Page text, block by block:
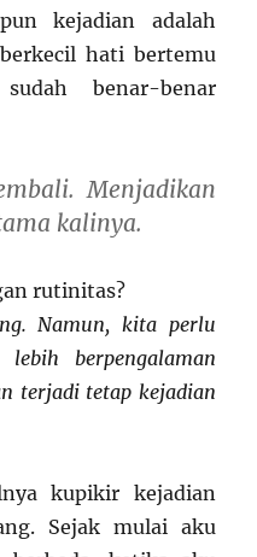
kejadian adalah
hati bertemu
benar-benar
Menjadikan
kalinya.
rutinitas?
Namun, kita perlu
berpengalaman
terjadi tetap kejadian
kupikir kejadian
Sejak mulai aku